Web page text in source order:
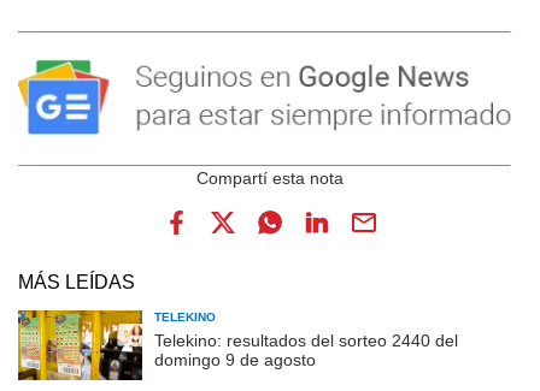
MÁS LEÍDAS
TELEKINO
Telekino: resultados del sorteo 2440 del
domingo 9 de agosto